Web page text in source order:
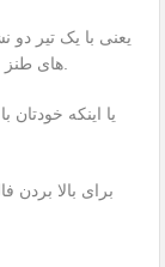
یعنی با یک تیر دو
یا اینکه
برای بالا بردن